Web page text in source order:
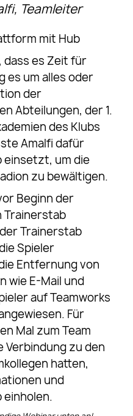
Teamleiter
mit Hub
dass es Zeit für
es um alles oder
der
Abteilungen, der 1.
des Klubs
Amalfi dafür
einsetzt, um die
zu bewältigen.
Beginn der
Trainerstab
Trainerstab
Spieler
Entfernung von
wie E-Mail und
auf Teamworks
Für
Mal zum Team
Verbindung zu den
hatten,
und
einholen.